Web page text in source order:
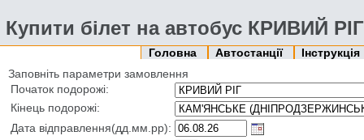
Купити білет на автобус КРИВИЙ
Головна Автостанції
Інструкція
Заповніть параметри замовлення
Початок подорожі:
Кінець подорожі:
Дата відправлення(дд.мм.рр):